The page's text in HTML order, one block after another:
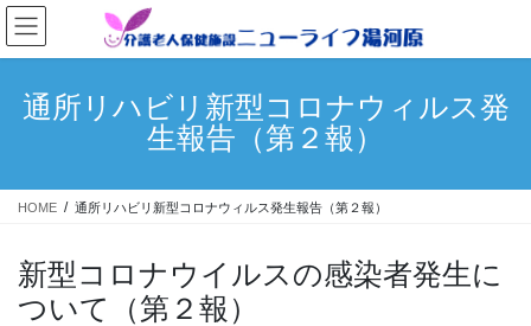
コ
ン
テ
ナ
ビ
ゲ
通所リハビリ新型コロナウィルス発
生報告（第２報）
HOME 通所リハビリ新型コロナウィルス発生報告（第２報）
新型コロナウイルスの感染者発生に
ついて（第２報）